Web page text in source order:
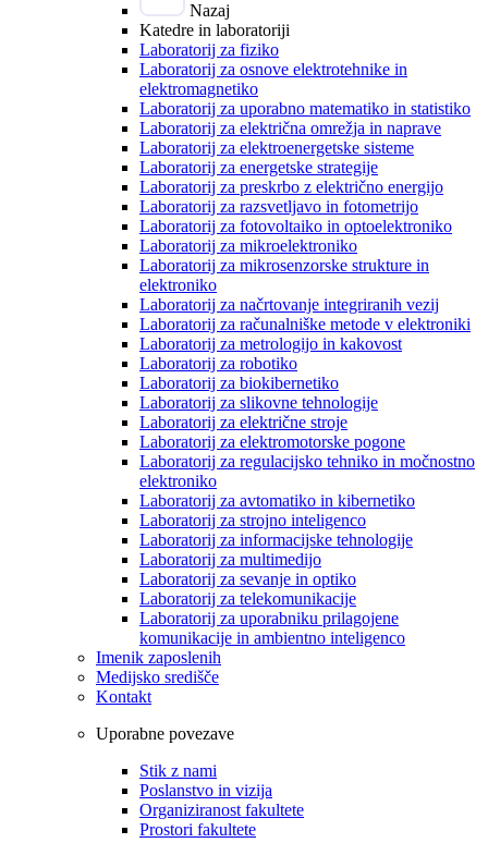
Nazaj
Katedre in laboratoriji
Laboratorij za fiziko
Laboratorij za osnove elektrotehnike in
elektromagnetiko
Laboratorij za uporabno matematiko in statistiko
Laboratorij za električna omrežja in naprave
Laboratorij za elektroenergetske sisteme
Laboratorij za energetske strategije
Laboratorij za preskrbo z električno energijo
Laboratorij za razsvetljavo in fotometrijo
Laboratorij za fotovoltaiko in optoelektroniko
Laboratorij za mikroelektroniko
Laboratorij za mikrosenzorske strukture in
elektroniko
Laboratorij za načrtovanje integriranih vezij
Laboratorij za računalniške metode v elektroniki
Laboratorij za metrologijo in kakovost
Laboratorij za robotiko
Laboratorij za biokibernetiko
Laboratorij za slikovne tehnologije
Laboratorij za električne stroje
Laboratorij za elektromotorske pogone
Laboratorij za regulacijsko tehniko in močnostno
elektroniko
Laboratorij za avtomatiko in kibernetiko
Laboratorij za strojno inteligenco
Laboratorij za informacijske tehnologije
Laboratorij za multimedijo
Laboratorij za sevanje in optiko
Laboratorij za telekomunikacije
Laboratorij za uporabniku prilagojene
komunikacije in ambientno inteligenco
Imenik zaposlenih
Medijsko središče
Kontakt
Uporabne povezave
Stik z nami
Poslanstvo in vizija
Organiziranost fakultete
Prostori fakultete